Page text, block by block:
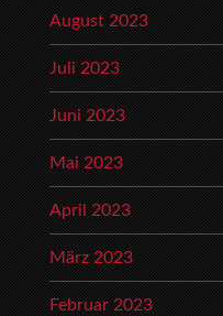
August 2023
Juli 2023
Juni 2023
Mai 2023
April 2023
März 2023
Februar 2023